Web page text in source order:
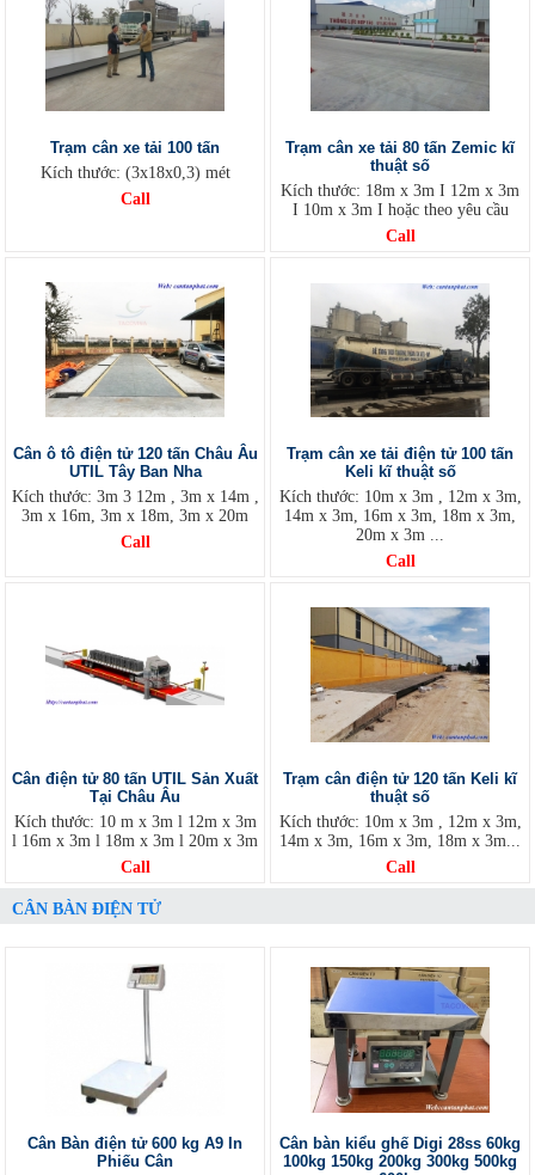
Trạm cân xe tải 100 tấn
Kích thước: (3x18x0,3) mét
Call
Trạm cân xe tải 80 tấn Zemic kĩ
thuật số
Kích thước: 18m x 3m I 12m x 3m
I 10m x 3m I hoặc theo yêu cầu
Call
Cân ô tô điện tử 120 tấn Châu Âu
UTIL Tây Ban Nha
Kích thước: 3m 3 12m , 3m x 14m ,
3m x 16m, 3m x 18m, 3m x 20m
Call
Trạm cân xe tải điện tử 100 tấn
Keli kĩ thuật số
Kích thước: 10m x 3m , 12m x 3m,
14m x 3m, 16m x 3m, 18m x 3m,
20m x 3m ...
Call
Cân điện tử 80 tấn UTIL Sản Xuất
Tại Châu Âu
Kích thước: 10 m x 3m l 12m x 3m
l 16m x 3m l 18m x 3m l 20m x 3m
Call
Trạm cân điện tử 120 tấn Keli kĩ
thuật số
Kích thước: 10m x 3m , 12m x 3m,
14m x 3m, 16m x 3m, 18m x 3m...
Call
CÂN BÀN ĐIỆN TỬ
Cân Bàn điện tử 600 kg A9 In
Phiếu Cân
Cân bàn kiểu ghế Digi 28ss 60kg
100kg 150kg 200kg 300kg 500kg